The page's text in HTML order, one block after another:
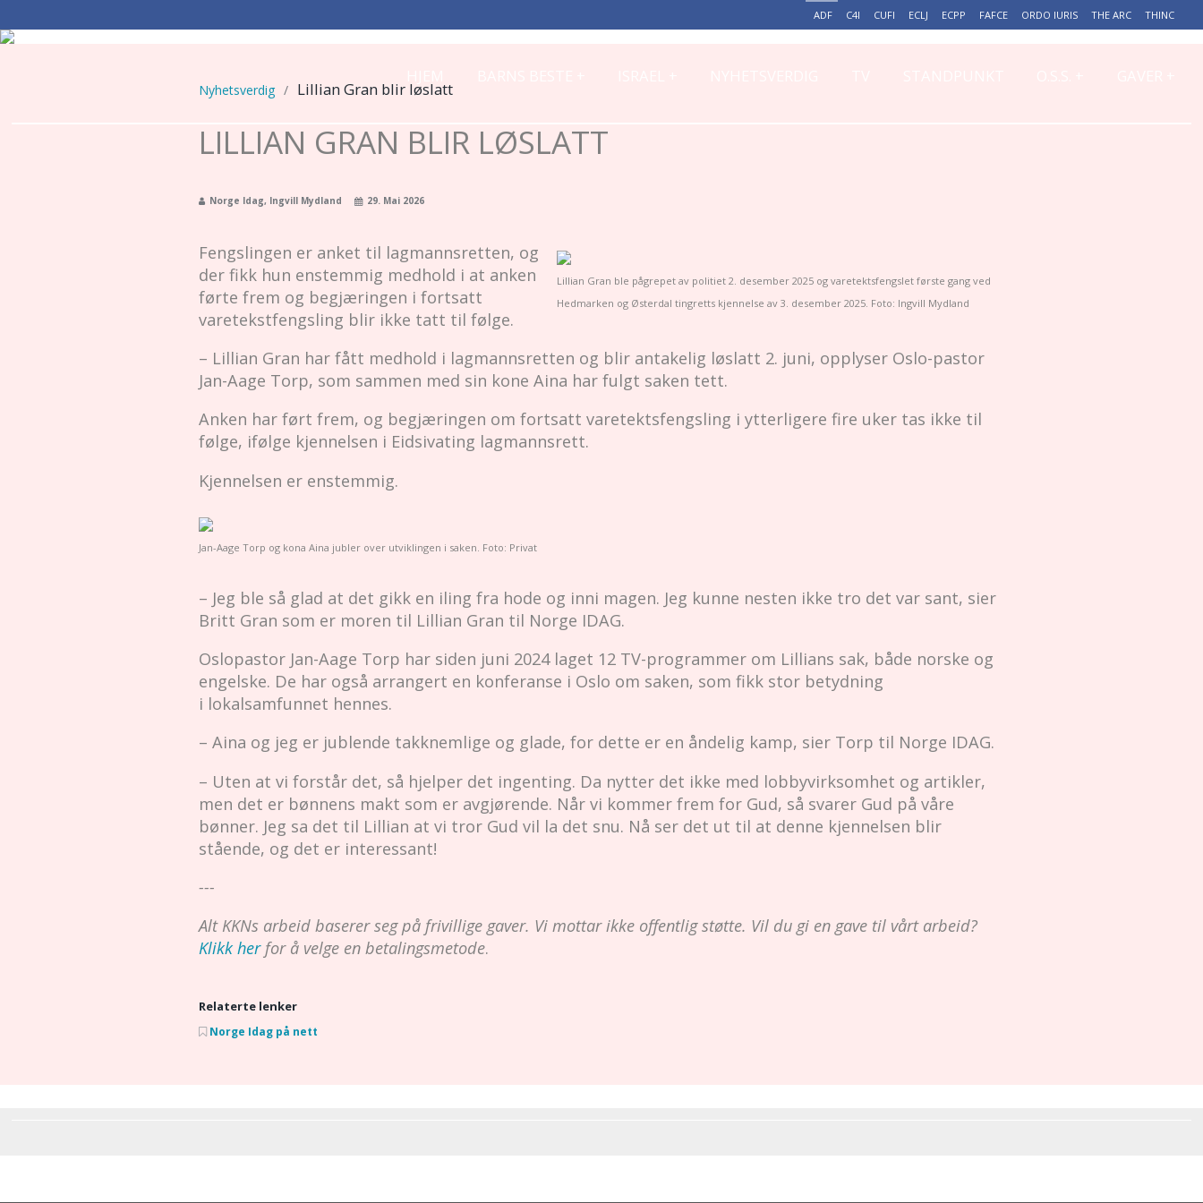
ADF C4I CUFI ECLJ ECPP FAFCE ORDO IURIS THE ARC THINC
Nyhetsverdig / Lillian Gran blir løslatt
LILLIAN GRAN BLIR LØSLATT
Norge Idag, Ingvill Mydland 29. Mai 2026
Lillian Gran ble pågrepet av politiet 2. desember 2025 og varetektsfengslet første gang ved
Hedmarken og Østerdal tingretts kjennelse av 3. desember 2025. Foto: Ingvill Mydland
Fengslingen er anket til lagmannsretten, og
der fikk hun enstemmig medhold i at anken
førte frem og begjæringen i fortsatt
varetekstfengsling blir ikke tatt til følge.
– Lillian Gran har fått medhold i lagmannsretten og blir antakelig løslatt 2. juni, opplyser Oslo-pastor
Jan-Aage Torp, som sammen med sin kone Aina har fulgt saken tett.
Anken har ført frem, og begjæringen om fortsatt varetektsfengsling i ytterligere fire uker tas ikke til
følge, ifølge kjennelsen i Eidsivating lagmannsrett.
Kjennelsen er enstemmig.
Jan-Aage Torp og kona Aina jubler over utviklingen i saken. Foto: Privat
– Jeg ble så glad at det gikk en iling fra hode og inni magen. Jeg kunne nesten ikke tro det var sant, sier
Britt Gran som er moren til Lillian Gran til Norge IDAG.
Oslopastor Jan-Aage Torp har siden juni 2024 laget 12 TV-programmer om Lillians sak, både norske og
engelske. De har også arrangert en konferanse i Oslo om saken, som fikk stor betydning
i lokalsamfunnet hennes.
– Aina og jeg er jublende takknemlige og glade, for dette er en åndelig kamp, sier Torp til Norge IDAG.
– Uten at vi forstår det, så hjelper det ingenting. Da nytter det ikke med lobbyvirksomhet og artikler,
men det er bønnens makt som er avgjørende. Når vi kommer frem for Gud, så svarer Gud på våre
bønner. Jeg sa det til Lillian at vi tror Gud vil la det snu. Nå ser det ut til at denne kjennelsen blir
stående, og det er interessant!
---
Alt KKNs arbeid baserer seg på frivillige gaver. Vi mottar ikke offentlig støtte. Vil du gi en gave til vårt arbeid?
Klikk herfor å velge en betalingsmetode.
Relaterte lenker
Norge Idag på nett